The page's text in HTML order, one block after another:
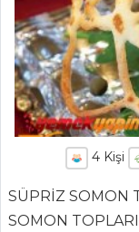
4Kişi
SÜPRİZ SOMON
SOMON